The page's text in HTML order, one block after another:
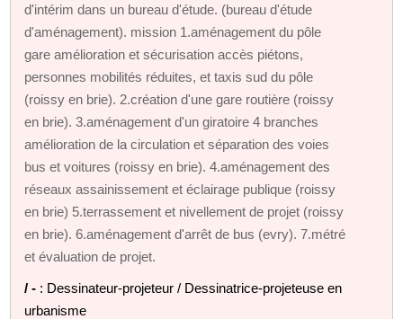
d'intérim dans un bureau d'étude. (bureau d'étude
d'aménagement). mission 1.aménagement du pôle
gare amélioration et sécurisation accès piétons,
personnes mobilités réduites, et taxis sud du pôle
(roissy en brie). 2.création d'une gare routière (roissy
en brie). 3.aménagement d'un giratoire 4 branches
amélioration de la circulation et séparation des voies
bus et voitures (roissy en brie). 4.aménagement des
réseaux assainissement et éclairage publique (roissy
en brie) 5.terrassement et nivellement de projet (roissy
en brie). 6.aménagement d'arrêt de bus (evry). 7.métré
et évaluation de projet.
/ - : Dessinateur-projeteur / Dessinatrice-projeteuse en
urbanisme